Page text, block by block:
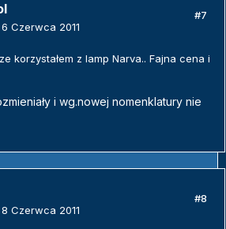
6 Czerwca 2011
#7
korzystałem z lamp Narva.. Fajna cena i
i wg.nowej nomenklatury nie
8 Czerwca 2011
#8